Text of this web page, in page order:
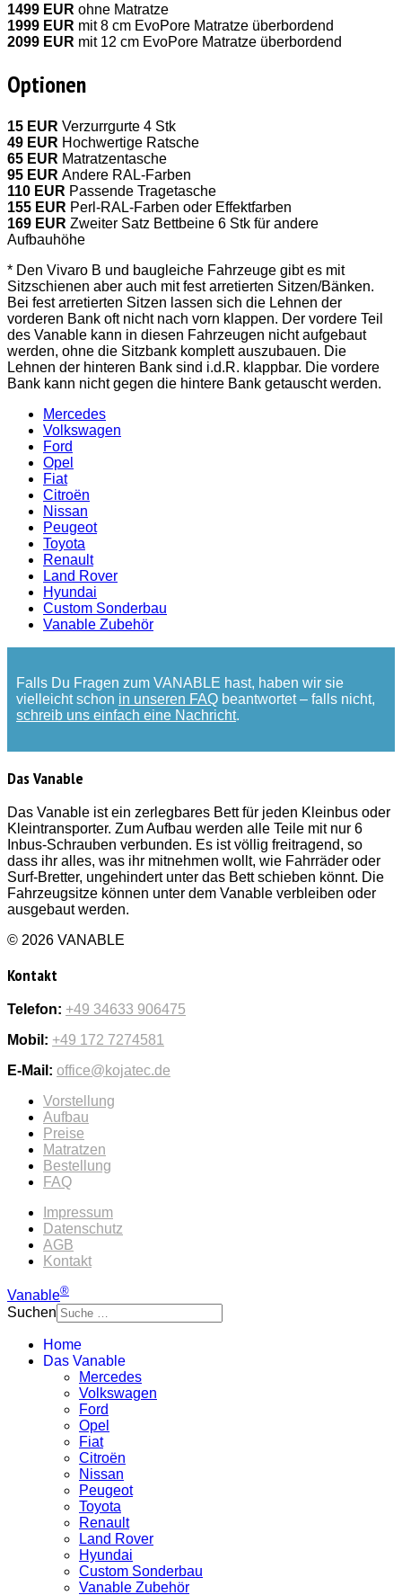
1499 EUR ohne Matratze
1999 EUR mit 8 cm EvoPore Matratze überbordend
2099 EUR mit 12 cm EvoPore Matratze überbordend
Optionen
15 EUR Verzurrgurte 4 Stk
49 EUR Hochwertige Ratsche
65 EUR Matratzentasche
95 EUR Andere RAL-Farben
110 EUR Passende Tragetasche
155 EUR Perl-RAL-Farben oder Effektfarben
169 EUR Zweiter Satz Bettbeine 6 Stk für andere
Aufbauhöhe
* Den Vivaro B und baugleiche Fahrzeuge gibt es mit
Sitzschienen aber auch mit fest arretierten Sitzen/Bänken.
Bei fest arretierten Sitzen lassen sich die Lehnen der
vorderen Bank oft nicht nach vorn klappen. Der vordere Teil
des Vanable kann in diesen Fahrzeugen nicht aufgebaut
werden, ohne die Sitzbank komplett auszubauen. Die
Lehnen der hinteren Bank sind i.d.R. klappbar. Die vordere
Bank kann nicht gegen die hintere Bank getauscht werden.
Mercedes
Volkswagen
Ford
Opel
Fiat
Citroën
Nissan
Peugeot
Toyota
Renault
Land Rover
Hyundai
Custom Sonderbau
Vanable Zubehör
Falls Du Fragen zum VANABLE hast, haben wir sie
vielleicht schon in unseren FAQ beantwortet – falls nicht,
schreib uns einfach eine Nachricht.
Das Vanable
Das Vanable ist ein zerlegbares Bett für jeden Kleinbus oder
Kleintransporter. Zum Aufbau werden alle Teile mit nur 6
Inbus-Schrauben verbunden. Es ist völlig freitragend, so
dass ihr alles, was ihr mitnehmen wollt, wie Fahrräder oder
Surf-Bretter, ungehindert unter das Bett schieben könnt. Die
Fahrzeugsitze können unter dem Vanable verbleiben oder
ausgebaut werden.
© 2026 VANABLE
Kontakt
Telefon: +49 34633 906475
Mobil: +49 172 7274581
E-Mail: office@kojatec.de
Vorstellung
Aufbau
Preise
Matratzen
Bestellung
FAQ
Impressum
Datenschutz
AGB
Kontakt
Vanable®
Suchen
Home
Das Vanable
Mercedes
Volkswagen
Ford
Opel
Fiat
Citroën
Nissan
Peugeot
Toyota
Renault
Land Rover
Hyundai
Custom Sonderbau
Vanable Zubehör